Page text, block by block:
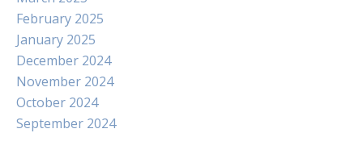
February 2025
January 2025
December 2024
November 2024
October 2024
September 2024